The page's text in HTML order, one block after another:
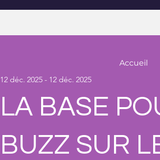
Accueil
LA BASE
BUZZ SUR
12 déc. 2025 - 12 déc. 2025